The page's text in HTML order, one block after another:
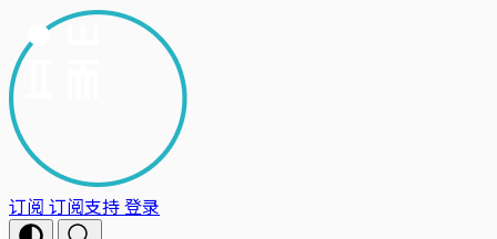
订阅 订阅支持登录